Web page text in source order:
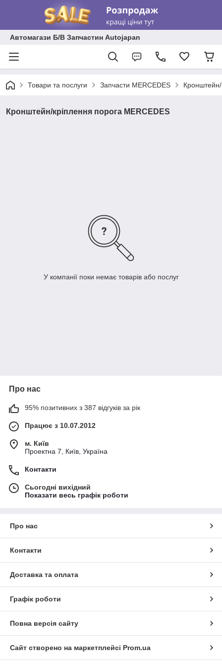
Автомагази Б/В Запчастин Autojapan
Товари та послуги Запчасти MERCEDES Кронштейн/
Кронштейн/кріплення порога MERCEDES
У компанії поки немає товарів або послуг
Про нас
95% позитивних з 387 відгуків за рік
Працює з 10.07.2012
м. Київ
Проектна 7, Київ, Україна
Контакти
Сьогодні вихідний
Показати весь графік роботи
Про нас
Контакти
Доставка та оплата
Графік роботи
Повна версія сайту
Сайт створено на маркетплейсі Prom.ua